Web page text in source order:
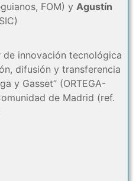
FOM) y Agustín
innovación tecnológica
difusión y transferencia
y Gasset” (ORTEGA-
de Madrid (ref.